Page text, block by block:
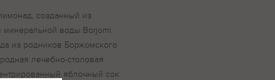
созданный из
минеральной воды Borjomi.
из родников Боржомского
лечебно-столовая
яблочный сок